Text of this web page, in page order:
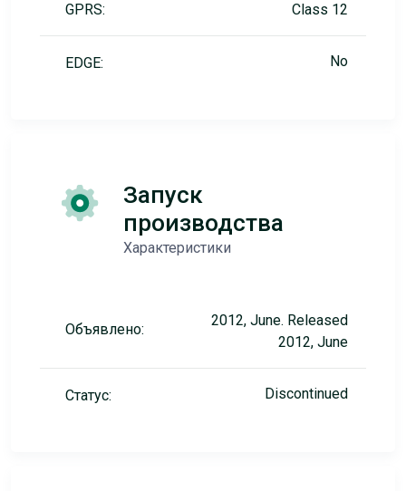
GPRS: Class 12
EDGE: No
Запуск
производства
Характеристики
Объявлено:
2012, June. Released
2012, June
Статус: Discontinued